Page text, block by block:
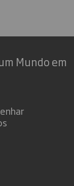
Mundo em